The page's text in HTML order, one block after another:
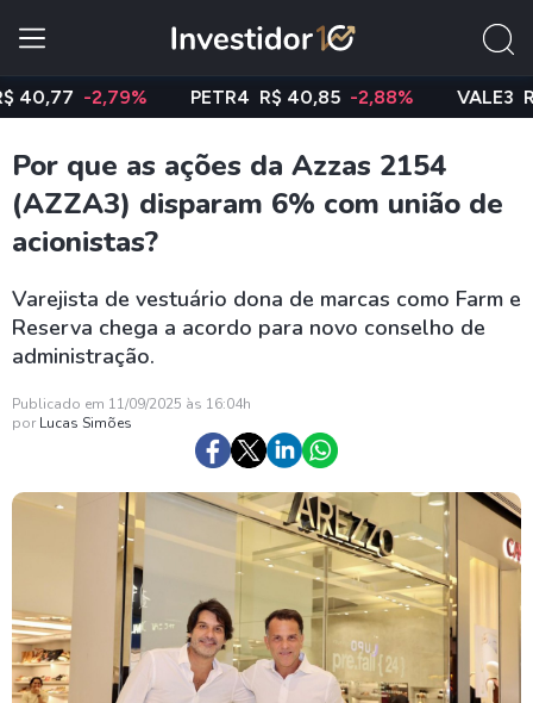
-2,79% PETR4 R$ 40,85 -2,88% VALE3 R$
Por que as ações da Azzas 2154
(AZZA3) disparam 6% com união de
acionistas?
Varejista de vestuário dona de marcas como Farm e
Reserva chega a acordo para novo conselho de
administração.
Publicado em 11/09/2025 às 16:04h
por Lucas Simões